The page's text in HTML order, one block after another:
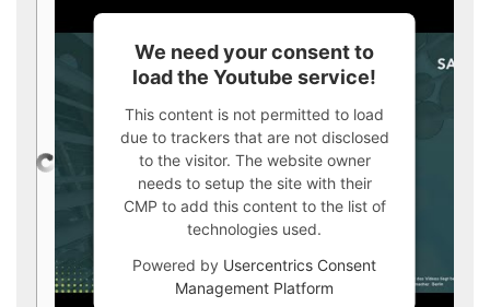
We need your consent to
load the Youtube service!
This content is not permitted to load
due to trackers that are not disclosed
to the visitor. The website owner
needs to setup the site with their
CMP to add this content to the list of
technologies used.
Powered by Usercentrics Consent
Management Platform